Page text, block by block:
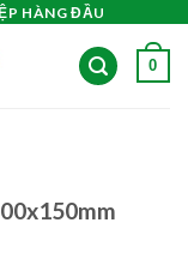
HÀNG ĐẦU
0